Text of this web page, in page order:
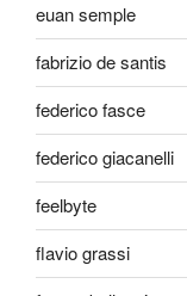
euan semple
fabrizio de santis
federico fasce
federico giacanelli
feelbyte
flavio grassi